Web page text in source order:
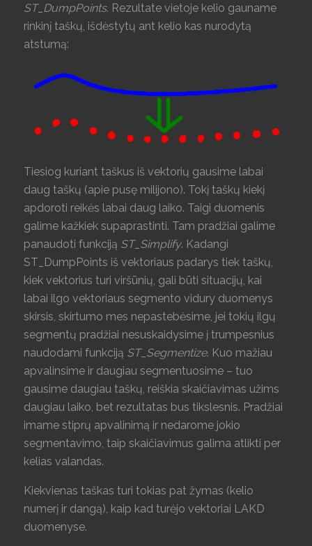
ST_DumpPoints. Rezultate vietoje kelio gauname
rinkinį taškų, išdėstytų ant kelio kas nurodytą
atstumą:
Tiesiog kuriant taškus iš vektorių gausime labai
daug taškų (apie pusę milijono). Tokį taškų kiekį
apdoroti reikės labai daug laiko. Taigi duomenis
galime kažkiek supaprastinti. Tam pradžiai galime
panaudoti funkciją ST_Simplify. Kadangi
ST_DumpPoints iš vektoriaus padarys tiek taškų,
kiek vektorius turi viršūnių, gali būti situacijų, kai
labai ilgo vektoriaus segmento vidury duomenys
skirsis, skirtumo mes nepastebėsime, jei tokių ilgų
segmentų pradžiai nesuskaidysime į trumpesnius
naudodami funkciją ST_Segmentize. Kuo mažiau
apvalinsime ir daugiau segmentuosime – tuo
gausime daugiau taškų, reiškia skaičiavimas užims
daugiau laiko, bet rezultatas bus tikslesnis. Pradžiai
imame stiprų apvalinimą ir nedarome jokio
segmentavimo, taip skaičiavimus galima atlikti per
kelias valandas.
Kiekvienas taškas turi tokias pat žymas (kelio
numerį ir dangą), kaip kad turėjo vektoriai LAKD
duomenyse.